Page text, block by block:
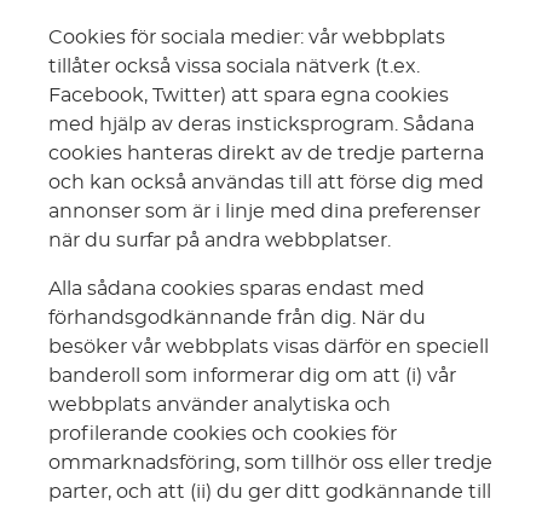
Cookies för sociala medier: vår webbplats
tillåter också vissa sociala nätverk (t.ex.
Facebook, Twitter) att spara egna cookies
med hjälp av deras insticksprogram. Sådana
cookies hanteras direkt av de tredje parterna
och kan också användas till att förse dig med
annonser som är i linje med dina preferenser
när du surfar på andra webbplatser.
Alla sådana cookies sparas endast med
förhandsgodkännande från dig. När du
besöker vår webbplats visas därför en speciell
banderoll som informerar dig om att (i) vår
webbplats använder analytiska och
profilerande cookies och cookies för
ommarknadsföring, som tillhör oss eller tredje
parter, och att (ii) du ger ditt godkännande till